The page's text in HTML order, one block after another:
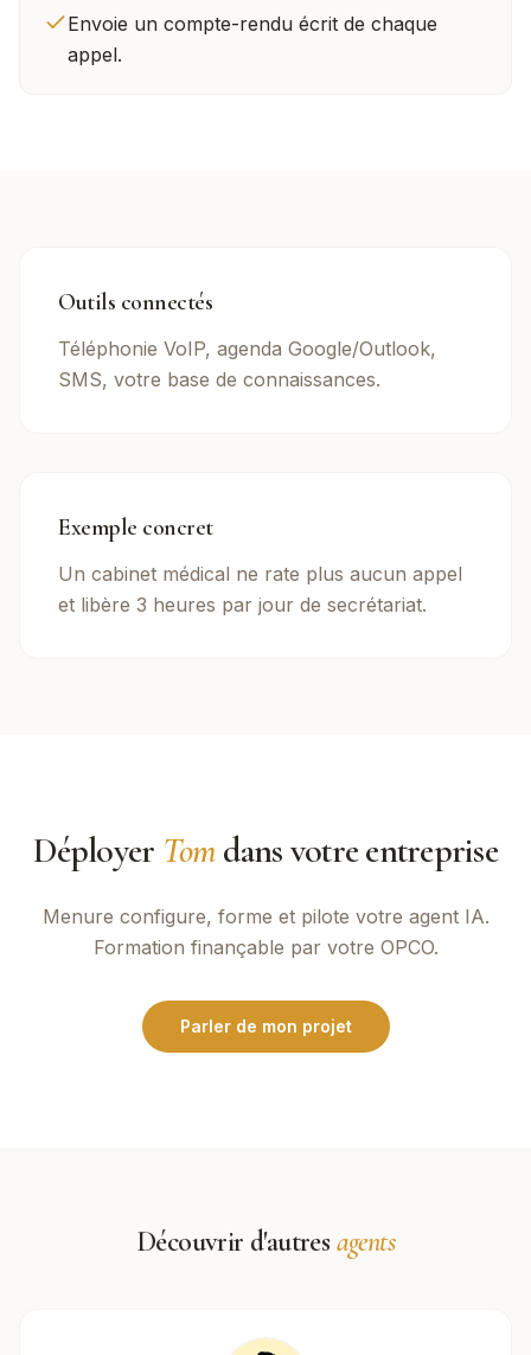
Envoie un compte-rendu écrit de chaque
appel.
Outils connectés
Téléphonie VoIP, agenda Google/Outlook,
SMS, votre base de connaissances.
Exemple concret
Un cabinet médical ne rate plus aucun appel
et libère 3 heures par jour de secrétariat.
Déployer Tomdans votre entreprise
Menure configure, forme et pilote votre agent IA.
Formation finançable par votre OPCO.
Parler de mon projet
Découvrir d'autres agents